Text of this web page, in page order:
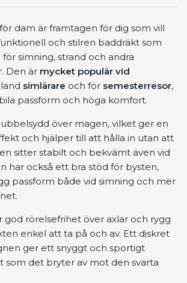
dam är framtagen för dig som vill
och stilren baddräkt som
simning, strand och andra
Den är mycket populär vid
simlärare och för semesterresor,
passform och höga komfort.
över magen, vilket ger en
och hjälper till att hålla in utan att
sitter stabilt och bekvämt även vid
har också ett bra stöd för bysten,
passform både vid simning och mer
god rörelsefrihet över axlar och rygg
enkel att ta på och av. Ett diskret
ger ett snyggt och sportigt
som det bryter av mot den svarta